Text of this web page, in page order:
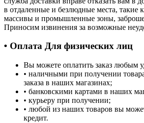
в отдаленные и безлюдные места, такие
массивы и промышленные зоны,
Приносим извинения за возможные
• Оплата Для физических лиц
Вы можете оплатить заказ любым
• наличными при получении
заказа в наших магазинах;
• банковскими картами в наших
• курьеру при получении;
• любой из наших товаров вы
кредит.